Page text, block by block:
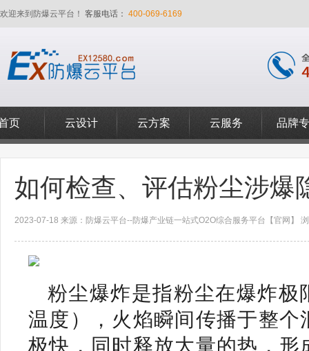
欢迎来到防爆云平台！ 客服电话： 400-069-6169
页 云设计 云方案 云服务 品牌
如何检查、评估粉尘涉爆
2023-07-18 来源：防爆云平台--防爆产业链一站式O2O综合服务平台【官网】
粉尘爆炸是指粉尘在爆炸
温度），火焰瞬间传播于整
极快，同时释放大量的热，